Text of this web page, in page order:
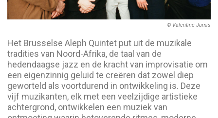
© Valentine Jamis
Het Brusselse Aleph Quintet put uit de muzikale
tradities van Noord-Afrika, de taal van de
hedendaagse jazz en de kracht van improvisatie om
een eigenzinnig geluid te creëren dat zowel diep
geworteld als voortdurend in ontwikkeling is. Deze
vijf muzikanten, elk met een veelzijdige artistieke
achtergrond, ontwikkelen een muziek van